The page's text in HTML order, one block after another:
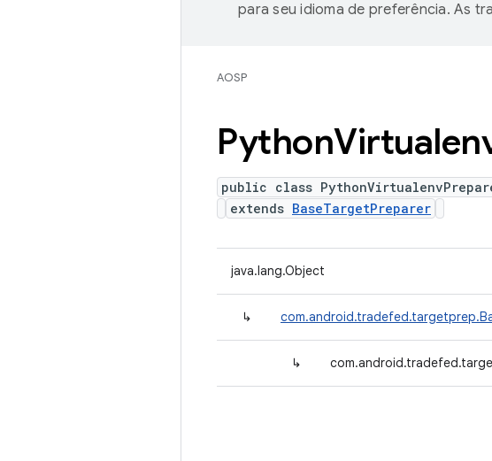
para seu idioma de preferência. As
AOSP
Python
public class
extends BaseTargetPreparer
java.lang.Object
↳
↳